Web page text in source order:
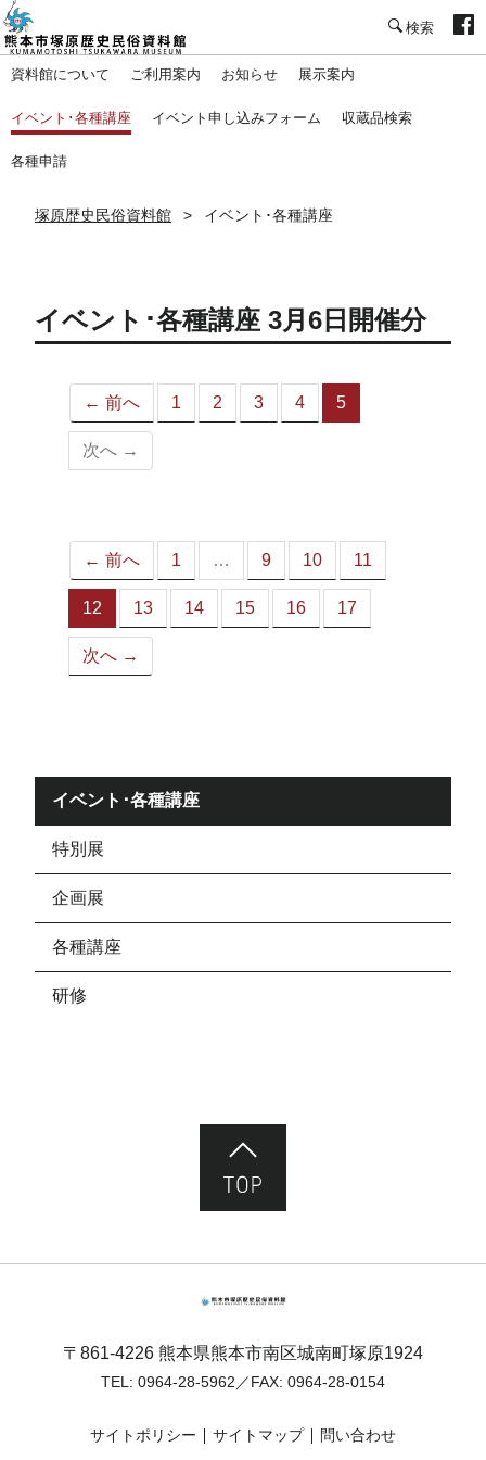
資料館について ご利用案内 お知らせ 展示案内
イベント･各種講座 イベント申し込みフォーム 収蔵品検索
各種申請
塚原歴史民俗資料館 イベント･各種講座
イベント･各種講座 3月6日開催分
← 前へ 1 2 3 4 5
次へ →
← 前へ 1 … 9 10 11
12
（こ
の
ペ
13 14 15 16 17
次へ →
イベント･各種講座
特別展
企画展
各種講座
研修
〒861-4226 熊本県熊本市南区城南町塚原1924
TEL: 0964-28-5962 ／FAX: 0964-28-0154
サイトポリシー サイトマップ 問い合わせ